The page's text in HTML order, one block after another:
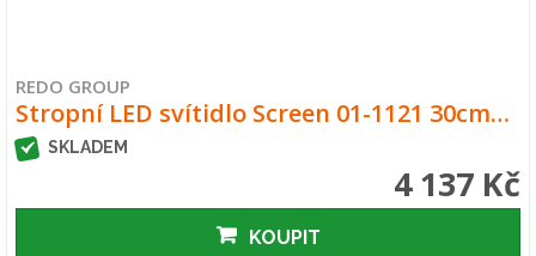
REDO GROUP
Stropní LED svítidlo Screen 01-1121 30cm…
SKLADEM
4 137 Kč
KOUPIT